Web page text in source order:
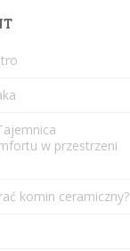
w przestrzeni
komin ceramiczny?